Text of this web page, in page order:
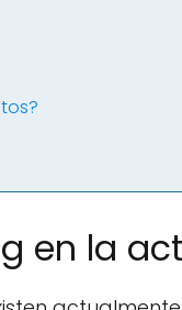
en la